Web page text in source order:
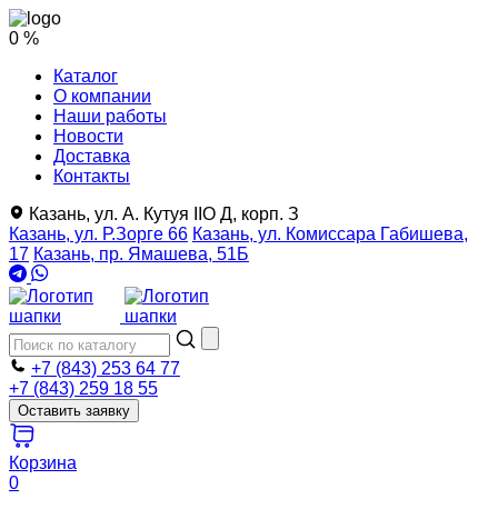
0 %
Каталог
О компании
Наши работы
Новости
Доставка
Контакты
Казань, ул. А. Кутуя IIO Д, корп. З
Казань, ул. Р.Зорге 66 Казань, ул. Комиссара Габишева,
17 Казань, пр. Ямашева, 51Б
+7 (843) 253 64 77
+7 (843) 259 18 55
Оставить заявку
Корзина
0